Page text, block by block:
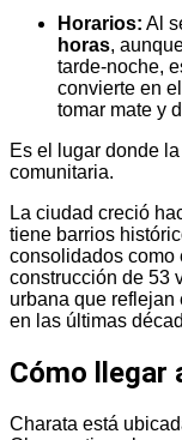
Horarios: Al
horas,
tarde-noche,
convierte en
tomar mate y
Es el lugar donde
comunitaria.
La ciudad creció
tiene barrios
consolidados como
construcción de 53
urbana que
en las últimas
Cómo llegar
Charata está